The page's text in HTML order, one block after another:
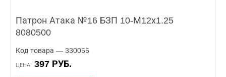
Патрон Атака №16 БЗП 10-М12х1.25
8080500
Код товара — 330055
ЦЕНА 397 РУБ.